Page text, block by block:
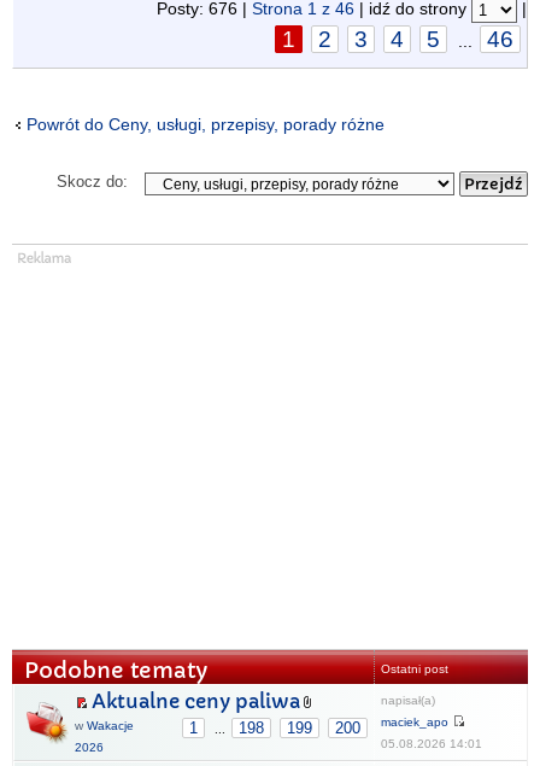
Posty: 676 | Strona 1 z 46 | idź do strony |
1 2 3 4 5 46
Powrót do Ceny, usługi, przepisy, porady różne
Skocz do:
Podobne tematy Ostatni post
Aktualne ceny paliwa
1 198 199 200
w Wakacje
2026
napisał(a)
maciek_apo
05.08.2026 14:01